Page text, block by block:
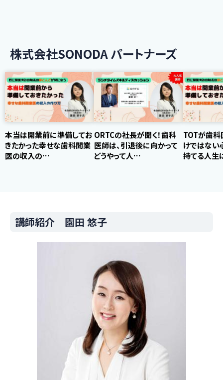
株式会社SONODA パートナーズ
本当は開業前に準備してお
きたかった幸せな歯科開業
医の収入の…
ORTCの社長が聞く！歯科
医師は、引退後に向かって
どうやって人…
TOTが歯科
けではない
持てる人
講師紹介 園田 悠子